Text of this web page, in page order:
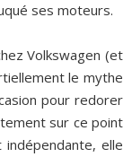
ses moteurs.
Volkswagen (et
le mythe
pour redorer
sur ce point
elle